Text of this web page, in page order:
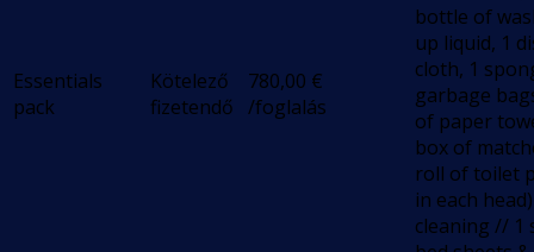
Essentials
pack
Kötelező
fizetendő
780,00 €
/foglalás
bottle of
up liquid, 1
cloth, 1
garbage
of paper
box of
roll of toilet
in each
cleaning // 1